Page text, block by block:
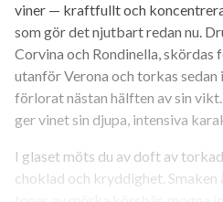
viner — kraftfullt och
som gör det njutbart redan nu.
Corvina och Rondinella, skördas
utanför Verona och torkas
förlorat nästan hälften av sin
ger vinet sin djupa, intensiva
I glaset möts du av doft av
choklad och kryddighet.